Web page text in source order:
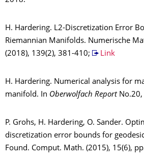
H. Hardering. L2-Discretization Error
Riemannian Manifolds. Numerische
(2018), 139(2), 381-410;
Link
H. Hardering. Numerical analysis for
manifold. In Oberwolfach ReportNo.20,
P. Grohs, H. Hardering, O. Sander.
discretization error bounds for
Found. Comput. Math. (2015), 15(6),